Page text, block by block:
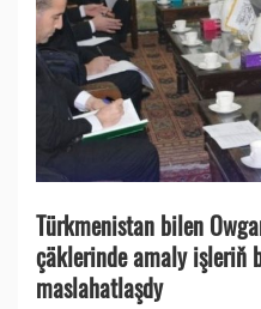
Türkmenistan bilen
çäklerinde amaly işleriň
maslahatlaşdy